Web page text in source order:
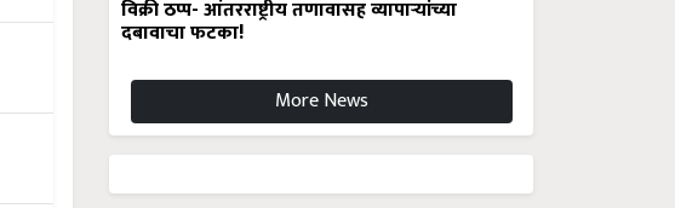
विक्री ठप्प- आंतरराष्ट्रीय तणावासह व्यापाऱ्यांच्या
दबावाचा फटका!
More News